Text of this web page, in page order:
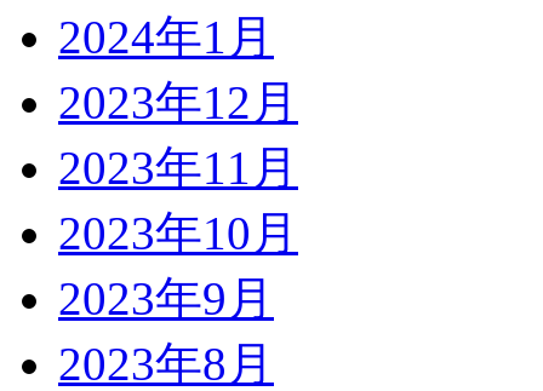
2024年1月
2023年12月
2023年11月
2023年10月
2023年9月
2023年8月